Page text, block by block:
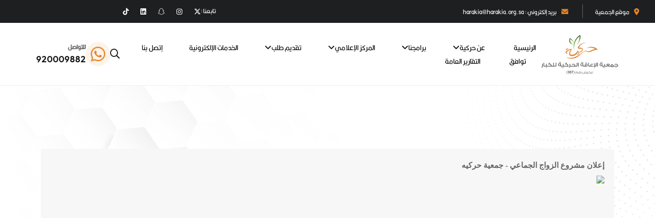
موقع الجمعية بريد إلكتروني : harakia@harakia.org.sa تابعنا :
الرئيسية عن حركية برامجنا المركز الإعلامي تقديم طلب الخدمات الإلكترونية
إتصل بنا
توافق
التقارير العامة
للتواصل
920009882
إعلان مشروع الزواج الجماعي - جمعية حركيه